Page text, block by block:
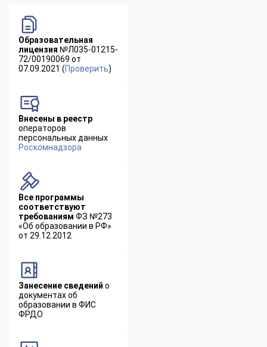
Образовательная
лицензия №Л035-01215-
72/00190069 от
07.09.2021 (Проверить)
Внесены в реестр
операторов
персональных данных
Роскомнадзора
Все программы
соответствуют
требованиям ФЗ №273
«Об образовании в РФ»
от 29.12.2012
Занесение сведений о
документах об
образовании в ФИС
ФРДО